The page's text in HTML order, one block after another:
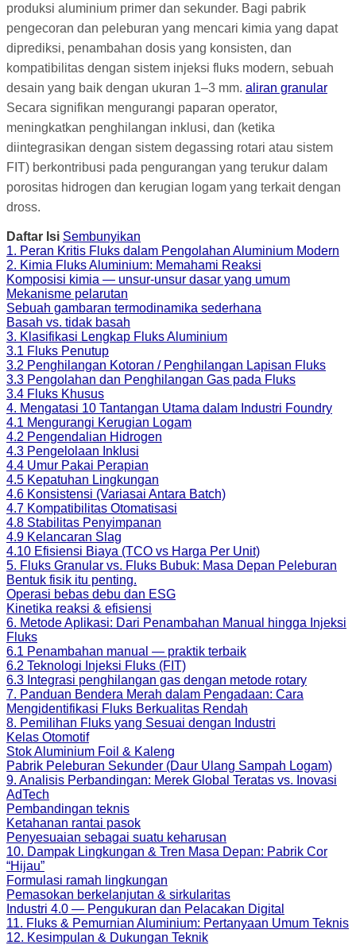
produksi aluminium primer dan sekunder. Bagi pabrik
pengecoran dan peleburan yang mencari kimia yang dapat
diprediksi, penambahan dosis yang konsisten, dan
kompatibilitas dengan sistem injeksi fluks modern, sebuah
desain yang baik dengan ukuran 1–3 mm. aliran granular
Secara signifikan mengurangi paparan operator,
meningkatkan penghilangan inklusi, dan (ketika
diintegrasikan dengan sistem degassing rotari atau sistem
FIT) berkontribusi pada pengurangan yang terukur dalam
porositas hidrogen dan kerugian logam yang terkait dengan
dross.
Daftar Isi Sembunyikan
1. Peran Kritis Fluks dalam Pengolahan Aluminium Modern
2. Kimia Fluks Aluminium: Memahami Reaksi
Komposisi kimia — unsur-unsur dasar yang umum
Mekanisme pelarutan
Sebuah gambaran termodinamika sederhana
Basah vs. tidak basah
3. Klasifikasi Lengkap Fluks Aluminium
3.1 Fluks Penutup
3.2 Penghilangan Kotoran / Penghilangan Lapisan Fluks
3.3 Pengolahan dan Penghilangan Gas pada Fluks
3.4 Fluks Khusus
4. Mengatasi 10 Tantangan Utama dalam Industri Foundry
4.1 Mengurangi Kerugian Logam
4.2 Pengendalian Hidrogen
4.3 Pengelolaan Inklusi
4.4 Umur Pakai Perapian
4.5 Kepatuhan Lingkungan
4.6 Konsistensi (Variasai Antara Batch)
4.7 Kompatibilitas Otomatisasi
4.8 Stabilitas Penyimpanan
4.9 Kelancaran Slag
4.10 Efisiensi Biaya (TCO vs Harga Per Unit)
5. Fluks Granular vs. Fluks Bubuk: Masa Depan Peleburan
Bentuk fisik itu penting.
Operasi bebas debu dan ESG
Kinetika reaksi & efisiensi
6. Metode Aplikasi: Dari Penambahan Manual hingga Injeksi
Fluks
6.1 Penambahan manual — praktik terbaik
6.2 Teknologi Injeksi Fluks (FIT)
6.3 Integrasi penghilangan gas dengan metode rotary
7. Panduan Bendera Merah dalam Pengadaan: Cara
Mengidentifikasi Fluks Berkualitas Rendah
8. Pemilihan Fluks yang Sesuai dengan Industri
Kelas Otomotif
Stok Aluminium Foil & Kaleng
Pabrik Peleburan Sekunder (Daur Ulang Sampah Logam)
9. Analisis Perbandingan: Merek Global Teratas vs. Inovasi
AdTech
Pembandingan teknis
Ketahanan rantai pasok
Penyesuaian sebagai suatu keharusan
10. Dampak Lingkungan & Tren Masa Depan: Pabrik Cor
“Hijau”
Formulasi ramah lingkungan
Pemasokan berkelanjutan & sirkularitas
Industri 4.0 — Pengukuran dan Pelacakan Digital
11. Fluks & Pemurnian Aluminium: Pertanyaan Umum Teknis
12. Kesimpulan & Dukungan Teknik